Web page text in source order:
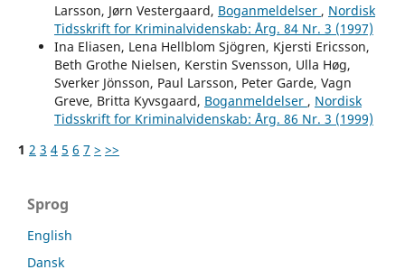
Larsson, Jørn Vestergaard, Boganmeldelser , Nordisk
Tidsskrift for Kriminalvidenskab: Årg. 84 Nr. 3 (1997)
Ina Eliasen, Lena Hellblom Sjögren, Kjersti Ericsson,
Beth Grothe Nielsen, Kerstin Svensson, Ulla Høg,
Sverker Jönsson, Paul Larsson, Peter Garde, Vagn
Greve, Britta Kyvsgaard, Boganmeldelser , Nordisk
Tidsskrift for Kriminalvidenskab: Årg. 86 Nr. 3 (1999)
1 2 3 4 5 6 7 > >>
Sprog
English
Dansk